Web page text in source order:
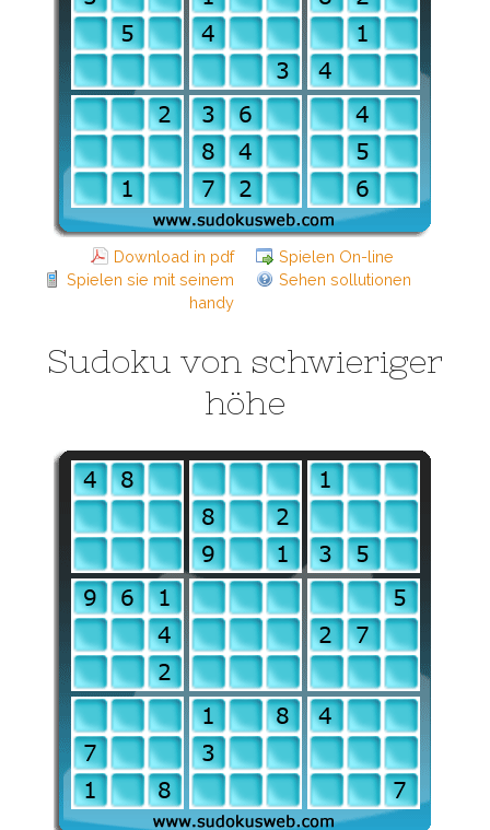
Download in pdf
Spielen On-line
Spielen sie mit seinem
handy
Sehen sollutionen
Sudoku von schwieriger
höhe